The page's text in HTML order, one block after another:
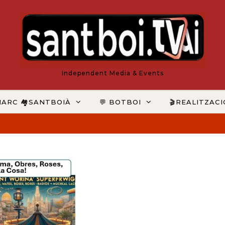
Independent Media & Events
🏘️SANTBOIÀ 💬 BOTBOI